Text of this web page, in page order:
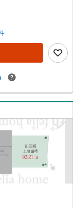
本店は、土地・新
ど幅広い物件を取り
客様やご売却をご検
ット予約で当日見学
する］をクリック
ご要望・ご質問欄」
！ 不動産キャンペ
キャンペーン」の対
学予約をする」ボタ
！ JAPAN IDで
ントは出金と譲渡は